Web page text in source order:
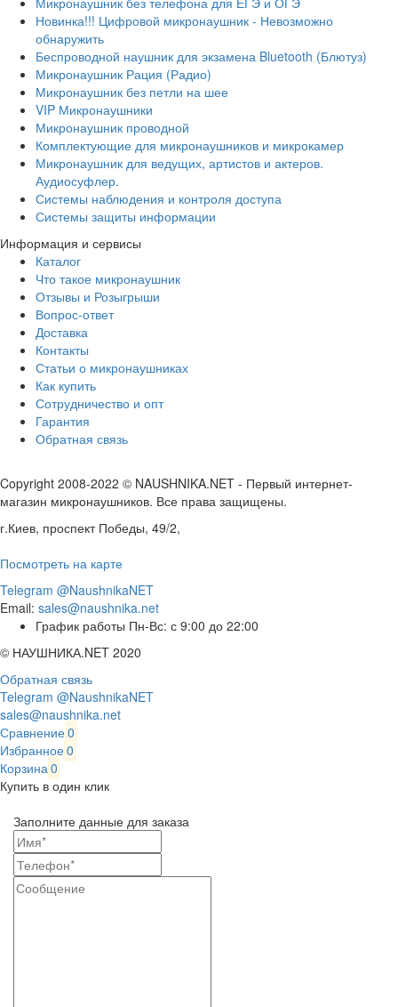
Новинка!!! Цифровой микронаушник - Невозможно
обнаружить
Беспроводной наушник для экзамена Bluetooth (Блютуз)
Микронаушник Рация (Радио)
Микронаушник без петли на шее
VIP Микронаушники
Микронаушник проводной
Комплектующие для микронаушников и микрокамер
Микронаушник для ведущих, артистов и актеров.
Аудиосуфлер.
Системы наблюдения и контроля доступа
Системы защиты информации
Информация и сервисы
Каталог
Что такое микронаушник
Отзывы и Розыгрыши
Вопрос-ответ
Доставка
Контакты
Статьи о микронаушниках
Как купить
Сотрудничество и опт
Гарантия
Обратная связь
Copyright 2008-2022 © NAUSHNIKA.NET - Первый интернет-
магазин микронаушников. Все права защищены.
г.Киев, проспект Победы, 49/2,
Посмотреть на карте
Telegram @NaushnikaNET
Email: sales@naushnika.net
График работы Пн-Вс: с 9:00 до 22:00
© НАУШНИКА.NET 2020
Обратная связь
Telegram @NaushnikaNET
sales@naushnika.net
Сравнение0
Избранное0
Корзина 0
Купить в один клик
Заполните данные для заказа